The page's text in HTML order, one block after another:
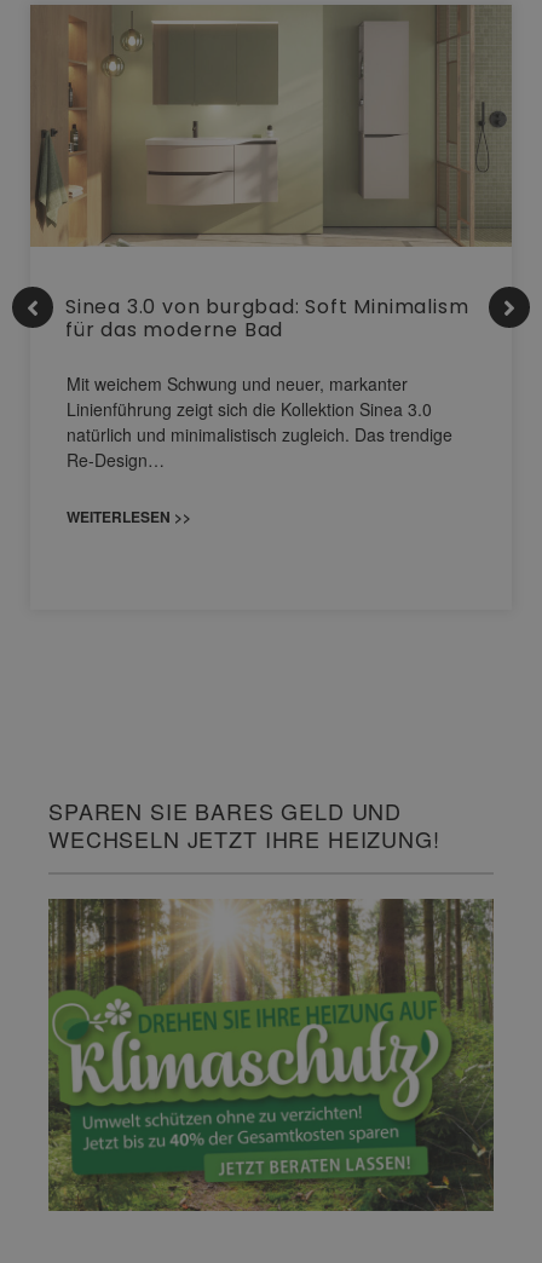
Sinea 3.0 von burgbad: Soft Minimalism
für das moderne Bad
Mit weichem Schwung und neuer, markanter
Linienführung zeigt sich die Kollektion Sinea 3.0
natürlich und minimalistisch zugleich. Das trendige
Re-Design…
WEITERLESEN >>
SPAREN SIE BARES GELD UND
WECHSELN JETZT IHRE HEIZUNG!